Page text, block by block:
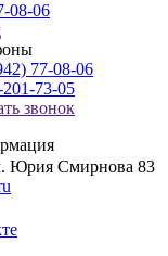
08-06
77-08-06
73-05
звонок
Юрия Смирнова 83